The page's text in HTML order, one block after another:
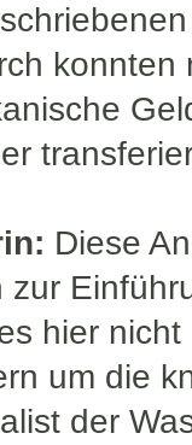
konnten
Diese
zur
hier
um die
der